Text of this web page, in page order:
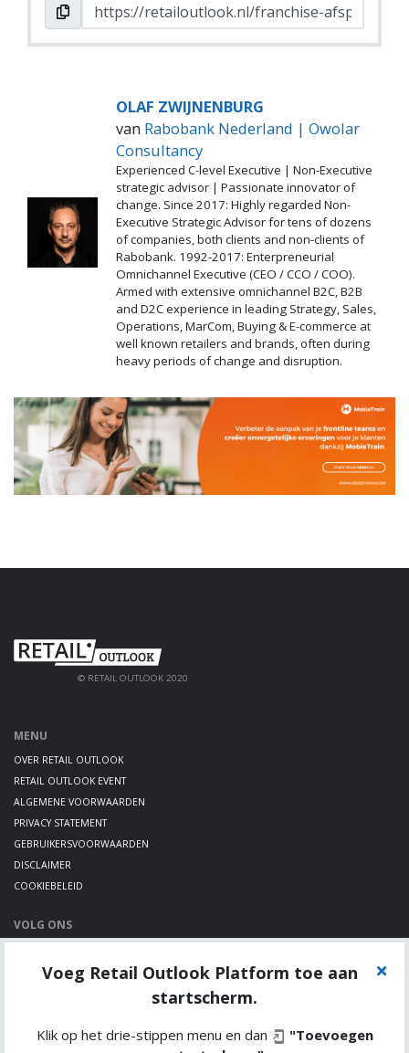
OLAF ZWIJNENBURG
van Rabobank Nederland | Owolar
Consultancy
Experienced C-level Executive | Non-Executive
strategic advisor | Passionate innovator of
change. Since 2017: Highly regarded Non-
Executive Strategic Advisor for tens of dozens
of companies, both clients and non-clients of
Rabobank. 1992-2017: Enterpreneurial
Omnichannel Executive (CEO / CCO / COO).
Armed with extensive omnichannel B2C, B2B
and D2C experience in leading Strategy, Sales,
Operations, MarCom, Buying & E-commerce at
well known retailers and brands, often during
heavy periods of change and disruption.
© RETAIL OUTLOOK 2020
MENU
OVER RETAIL OUTLOOK
RETAIL OUTLOOK EVENT
ALGEMENE VOORWAARDEN
PRIVACY STATEMENT
GEBRUIKERSVOORWAARDEN
DISCLAIMER
COOKIEBELEID
VOLG ONS
TWITTER
Voeg Retail Outlook Platform toe aan
startscherm.
Klik op het drie-stippen menu en dan
"Toevoegen